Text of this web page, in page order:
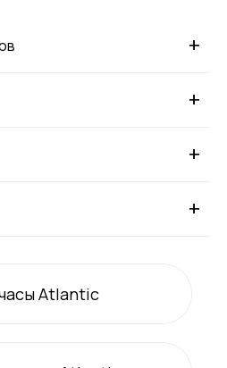
+
+
+
+
Atlantic